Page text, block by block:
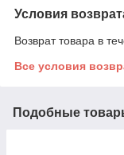
Условия
Возврат товара в
Все условия
Подобные